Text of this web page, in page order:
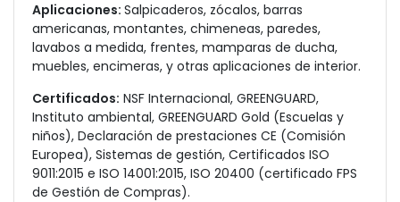
Aplicaciones: Salpicaderos, zócalos, barras
americanas, montantes, chimeneas, paredes,
lavabos a medida, frentes, mamparas de ducha,
muebles, encimeras, y otras aplicaciones de interior.
Certificados: NSF Internacional, GREENGUARD,
Instituto ambiental, GREENGUARD Gold (Escuelas y
niños), Declaración de prestaciones CE (Comisión
Europea), Sistemas de gestión, Certificados ISO
9011:2015 e ISO 14001:2015, ISO 20400 (certificado FPS
de Gestión de Compras).